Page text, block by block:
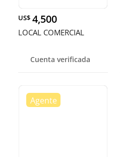
US$ 4,500
LOCAL COMERCIAL
Cuenta verificada